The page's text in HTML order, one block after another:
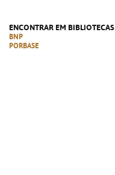
ENCONTRAR EM BIBLIOTECAS
BNP
PORBASE